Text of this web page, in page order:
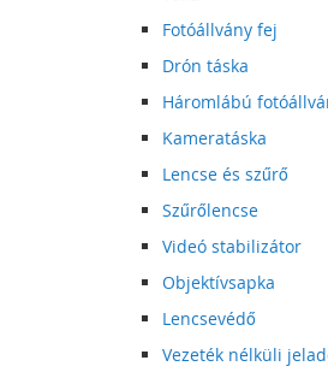
Fotóállvány fej
Drón táska
Háromlábú
Kameratáska
Lencse és szűrő
Szűrőlencse
Videó stabilizátor
Objektívsapka
Lencsevédő
Vezeték nélküli